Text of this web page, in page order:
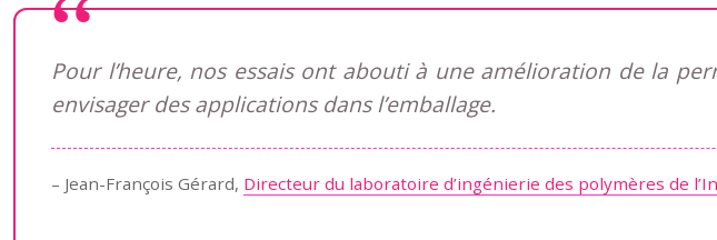
Pour l’heure, nos essais ont abouti à une amélioration de la
envisager des applications dans l’emballage.
– Jean-François Gérard, Directeur du laboratoire d’ingénierie des polymères de